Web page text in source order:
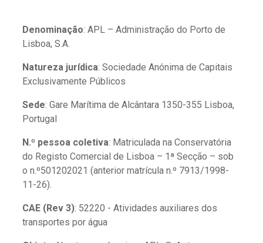
Denominação: APL – Administração do Porto de
Lisboa, S.A.
Natureza jurídica: Sociedade Anónima de Capitais
Exclusivamente Públicos
Sede: Gare Marítima de Alcântara 1350-355 Lisboa,
Portugal
N.º pessoa coletiva: Matriculada na Conservatória
do Registo Comercial de Lisboa – 1ª Secção – sob
o n.º501202021 (anterior matrícula n.º 7913/1998-
11-26).
CAE (Rev 3): 52220 - Atividades auxiliares dos
transportes por água